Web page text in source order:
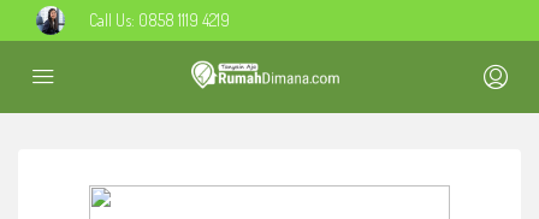
Call Us: 0858 1119 4219